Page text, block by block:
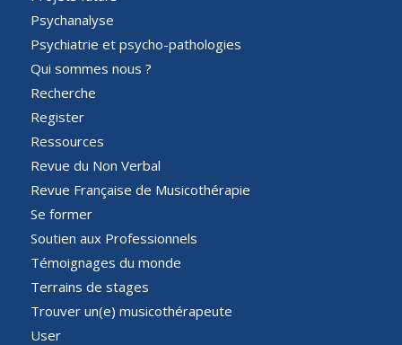
Psychanalyse
Psychiatrie et psycho-pathologies
Qui sommes nous ?
Recherche
Register
Ressources
Revue du Non Verbal
Revue Française de Musicothérapie
Se former
Soutien aux Professionnels
Témoignages du monde
Terrains de stages
Trouver un(e) musicothérapeute
User